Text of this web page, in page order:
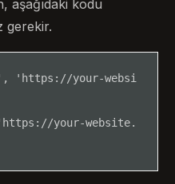
aşağıdaki kodu
gerekir.
'https://your-websi
your-website.